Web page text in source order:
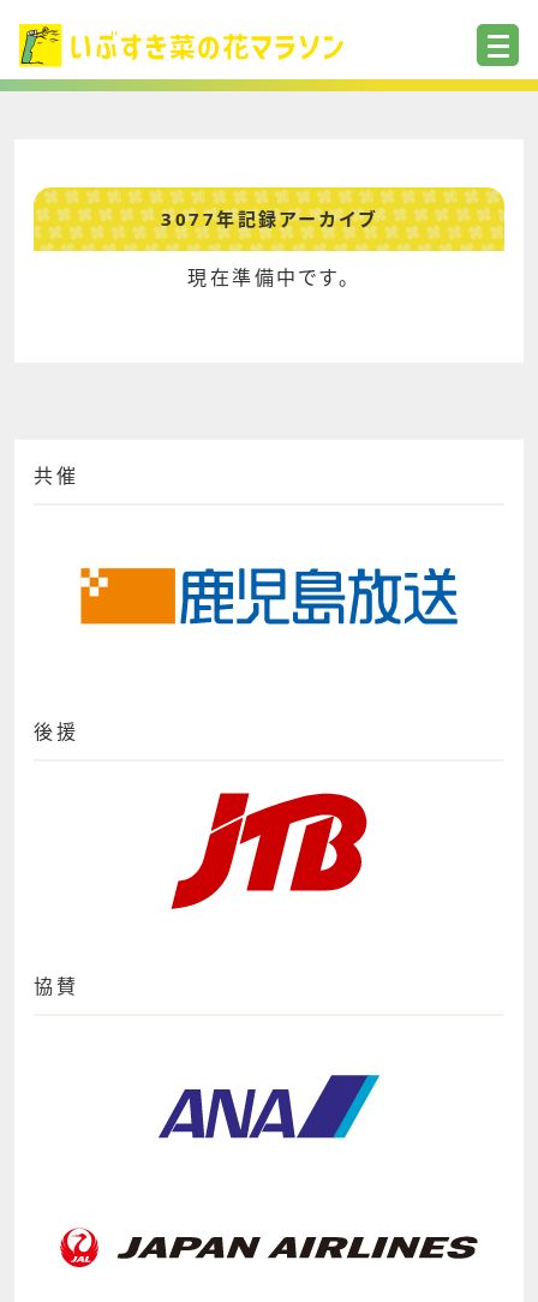
共催
後援
協賛
3077年記録アーカイブ
現在準備中です。